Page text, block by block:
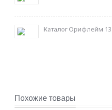
Каталог Орифлейм 13
Похожие товары